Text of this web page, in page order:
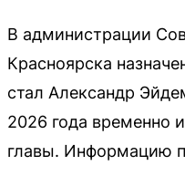
В администрации
Красноярска
стал Александр
2026 года временно
главы. Информацию